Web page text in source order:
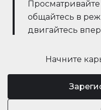
Начните
общайтесь в
двигайтесь